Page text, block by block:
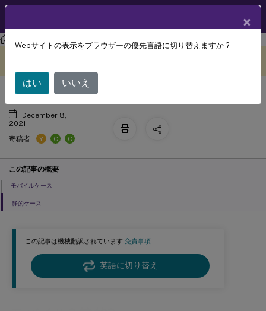
Profile Management Profile Management 2106
この記事は機械翻訳されています.免責事項
英語に切り替え
モバイル? 静的?
December 8,
2021
寄稿者:
Y C C
この記事の概要
モバイルケース
静的ケース
×
Webサイトの表示をブラウザーの優先言語に切り替えますか ?
はい いいえ